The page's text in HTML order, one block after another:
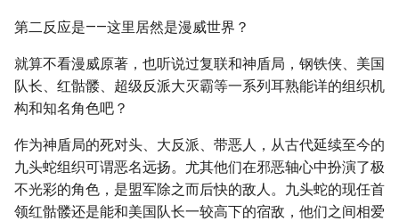
第二反应是——这里居然是漫威世界？
就算不看漫威原著，也听说过复联和神盾局，钢铁侠、美国
队长、红骷髅、超级反派大灭霸等一系列耳熟能详的组织机
构和知名角色吧？
作为神盾局的死对头、大反派、带恶人，从古代延续至今的
九头蛇组织可谓恶名远扬。尤其他们在邪恶轴心中扮演了极
不光彩的角色，是盟军除之而后快的敌人。九头蛇的现任首
领红骷髅还是能和美国队长一较高下的宿敌，他们之间相爱